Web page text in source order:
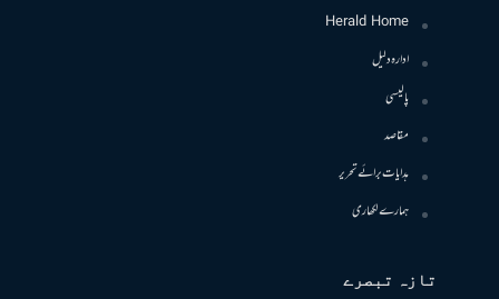
Herald Home
ادارہ دلیل
پالیسی
مقاصد
ہدایات برائے تحریر
ہمارے لکھاری
تازہ تبصرے